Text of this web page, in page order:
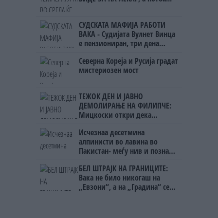
СУДСКАТА МАФИЈА РАБОТИ
ВАКА - Судијата Вулнет Винца
е пензиониран, три дена
на бизнисменот Марковски
Северна Кореја и Русија градат
мистериозен мост
ТЕЖОК ДЕН И ЈАВНО
ДЕМОЛИРАЊЕ НА ФИЛИПЧЕ:
Мицкоски откри дека
ништо, освен за кеш
Исчезнаа десетмина
алпинисти во лавина во
Пакистан- меѓу нив и познат
БЕЛ ШТРАЈК НА ГРАНИЦИТЕ:
Вака не било никогаш на
„Евзони“, а на „Градина“ се